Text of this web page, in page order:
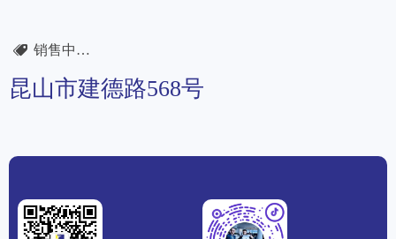
뀄 销售中心：
昆山市建德路568号